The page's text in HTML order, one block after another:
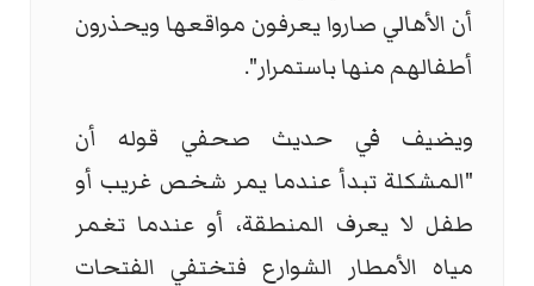
أن الأهالي صاروا يعرفون مواقعها ويحذرون
أطفالهم منها باستمرار".
ويضيف في حديث صحفي قوله أن
"المشكلة تبدأ عندما يمر شخص غريب أو
طفل لا يعرف المنطقة، أو عندما تغمر
مياه الأمطار الشوارع فتختفي الفتحات